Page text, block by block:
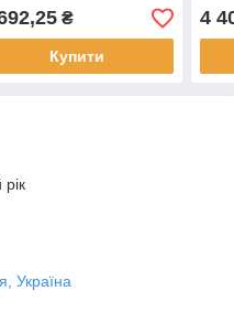
₴
Купити
4
Україна